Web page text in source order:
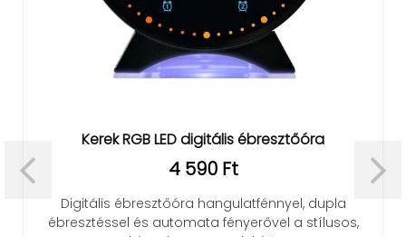
Kerek RGB LED digitális ébresztőóra
4 590 Ft
Digitális ébresztőóra hangulatfénnyel, dupla
ébresztéssel és automata fényerővel a stílusos,